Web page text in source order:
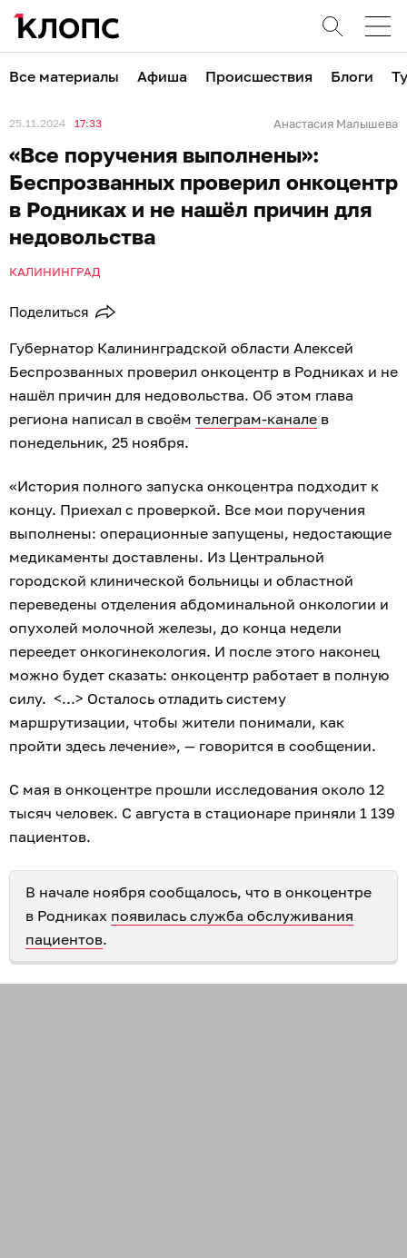
Все материалы Афиша Происшествия Блоги
25.11.2024 17:33 Анастасия Малышева
«Все поручения выполнены»:
Беспрозванных проверил онкоцентр
в Родниках и не нашёл причин для
недовольства
КАЛИНИНГРАД
Поделиться
Губернатор Калининградской области Алексей
Беспрозванных проверил онкоцентр в Родниках и не
нашёл причин для недовольства. Об этом глава
региона написал в своём телеграм-канале в
понедельник, 25 ноября.
«История полного запуска онкоцентра подходит к
концу. Приехал с проверкой. Все мои поручения
выполнены: операционные запущены, недостающие
медикаменты доставлены. Из Центральной
городской клинической больницы и областной
переведены отделения абдоминальной онкологии и
опухолей молочной железы, до конца недели
переедет онкогинекология. И после этого наконец
можно будет сказать: онкоцентр работает в полную
силу. <...> Осталось отладить систему
маршрутизации, чтобы жители понимали, как
пройти здесь лечение», — говорится в сообщении.
С мая в онкоцентре прошли исследования около 12
тысяч человек. С августа в стационаре приняли 1 139
пациентов.
В начале ноября сообщалось, что в онкоцентре
в Родниках появилась служба обслуживания
пациентов.